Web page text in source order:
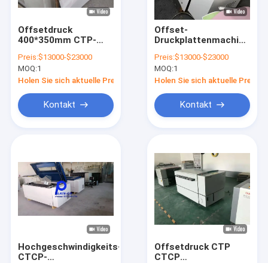
Offsetdruck
400*350mm CTP-
Präzise Bildgebung
Preis:$13000-$23000
MOQ:1
Holen Sie sich aktuelle Preis
Kontakt
Offset-
Druckplattenmachine,
Plattenmaschine
Preis:$13000-$23000
MOQ:1
Holen Sie sich aktuelle Preis
Kontakt
Hochgeschwindigkeits-
CTCP-
Offsetdruck CTP
CTCP